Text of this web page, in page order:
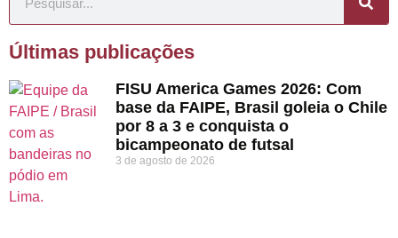
Últimas publicações
FISU America Games 2026: Com
base da FAIPE, Brasil goleia o Chile
por 8 a 3 e conquista o
bicampeonato de futsal
3 de agosto de 2026